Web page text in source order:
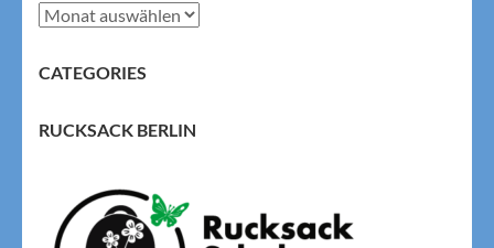
Archiv
CATEGORIES
RUCKSACK BERLIN